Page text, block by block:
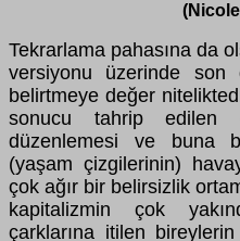
Tekrarlama pahasına da
versiyonu üzerinde son
belirtmeye değer
sonucu tahrip edilen
düzenlemesi ve buna
(yaşam çizgilerinin)
çok ağır bir belirsizlik
kapitalizmin çok
çarklarına itilen